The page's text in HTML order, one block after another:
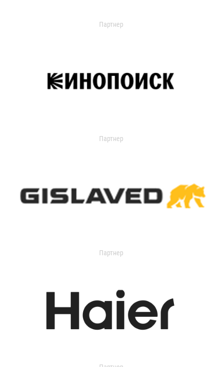
Партнер
Партнер
Партнер